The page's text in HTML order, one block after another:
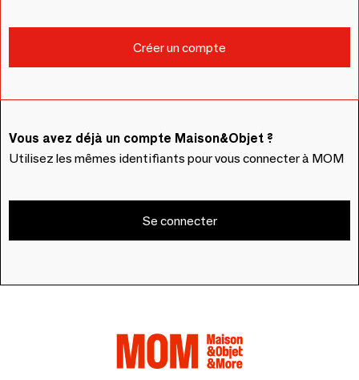
Vous avez déjà un compte Maison&Objet ?
Utilisez les mêmes identifiants pour vous connecter à MOM
Se connecter